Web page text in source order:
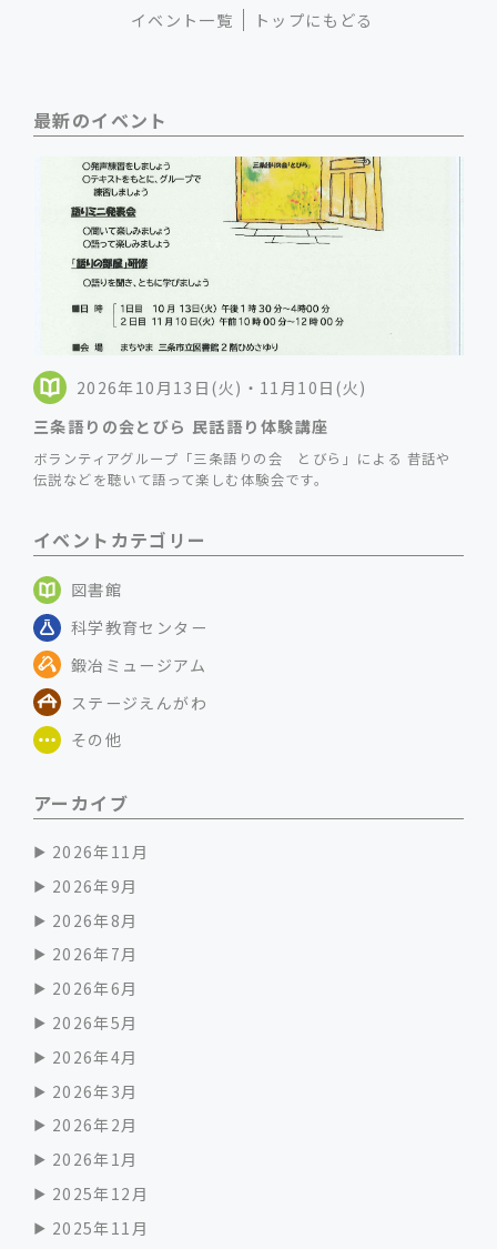
イベント一覧 トップにもどる
最新のイベント
2026年10月13日(火)・11月10日(火)
三条語りの会とびら 民話語り体験講座
ボランティアグループ「三条語りの会 とびら」による 昔話や
伝説などを聴いて語って楽しむ体験会です。
イベントカテゴリー
図書館
科学教育センター
鍛冶ミュージアム
ステージえんがわ
その他
アーカイブ
2026年11月
2026年9月
2026年8月
2026年7月
2026年6月
2026年5月
2026年4月
2026年3月
2026年2月
2026年1月
2025年12月
2025年11月